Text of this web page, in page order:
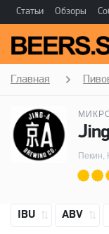
Статьи Обзоры
Главная
Пекин,
IBU ABV